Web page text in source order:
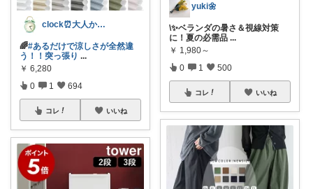
clock⏰大人かわいい
🌈#あるだけで涼しさが全然違
う！！突っ張り ...
￥ 6,280
0 1 694
コレ いいね
yuki🌼
\✨ベランダの暑さ＆視線対策
に！夏の必需品 ...
￥ 1,980～
0 1 500
コレ いいね